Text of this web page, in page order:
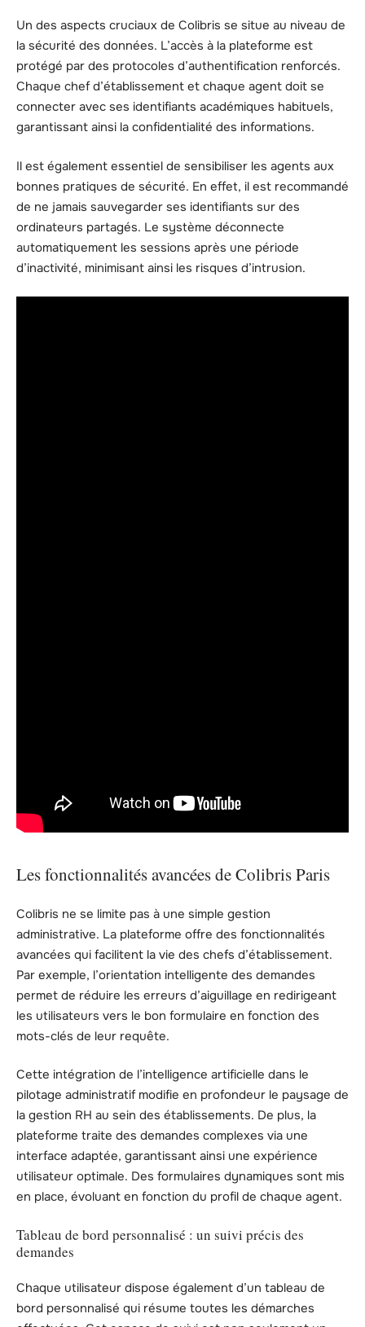
Un des aspects cruciaux de Colibris se situe au niveau de
la sécurité des données. L’accès à la plateforme est
protégé par des protocoles d’authentification renforcés.
Chaque chef d’établissement et chaque agent doit se
connecter avec ses identifiants académiques habituels,
garantissant ainsi la confidentialité des informations.
Il est également essentiel de sensibiliser les agents aux
bonnes pratiques de sécurité. En effet, il est recommandé
de ne jamais sauvegarder ses identifiants sur des
ordinateurs partagés. Le système déconnecte
automatiquement les sessions après une période
d’inactivité, minimisant ainsi les risques d’intrusion.
Les fonctionnalités avancées de Colibris Paris
Colibris ne se limite pas à une simple gestion
administrative. La plateforme offre des fonctionnalités
avancées qui facilitent la vie des chefs d’établissement.
Par exemple, l’orientation intelligente des demandes
permet de réduire les erreurs d’aiguillage en redirigeant
les utilisateurs vers le bon formulaire en fonction des
mots-clés de leur requête.
Cette intégration de l’intelligence artificielle dans le
pilotage administratif modifie en profondeur le paysage de
la gestion RH au sein des établissements. De plus, la
plateforme traite des demandes complexes via une
interface adaptée, garantissant ainsi une expérience
utilisateur optimale. Des formulaires dynamiques sont mis
en place, évoluant en fonction du profil de chaque agent.
Tableau de bord personnalisé : un suivi précis des
demandes
Chaque utilisateur dispose également d’un tableau de
bord personnalisé qui résume toutes les démarches